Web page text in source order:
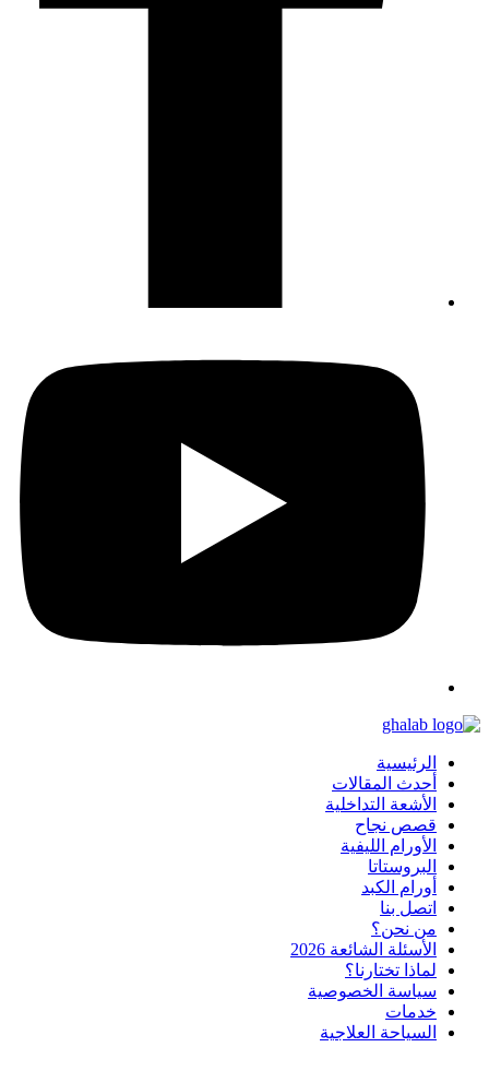
الرئيسية
أحدث المقالات
الأشعة التداخلية
قصص نجاح
الأورام الليفية
البروستاتا
أورام الكبد
اتصل بنا
من نحن؟
الأسئلة الشائعة 2026
لماذا تختارنا؟
سياسة الخصوصية
خدمات
السياحة العلاجية